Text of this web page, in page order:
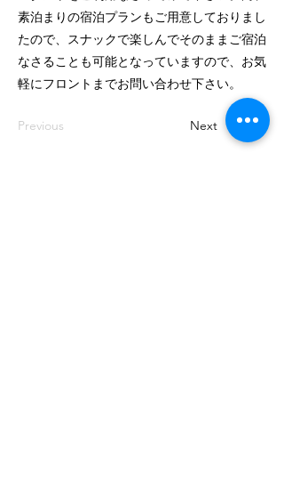
素泊まりの宿泊プランもご用意しておりまし
たので、スナックで楽しんでそのままご宿泊
なさることも可能となっていますので、お気
軽にフロントまでお問い合わせ下さい。
Previous Next